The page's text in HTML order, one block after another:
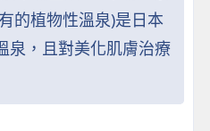
的植物性溫泉)是日本
泉，且對美化肌膚治療